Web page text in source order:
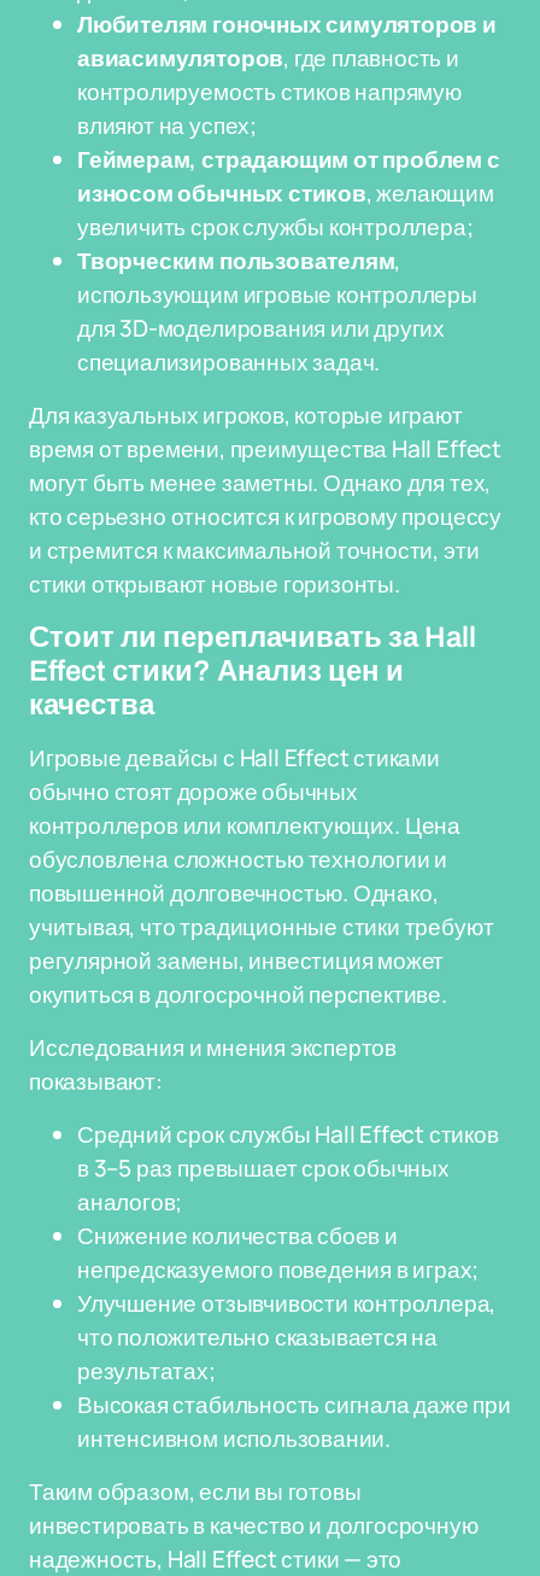
Любителям гоночных симуляторов и
авиасимуляторов, где плавность и
контролируемость стиков напрямую
влияют на успех;
Геймерам, страдающим от проблем с
износом обычных стиков, желающим
увеличить срок службы контроллера;
Творческим пользователям,
использующим игровые контроллеры
для 3D-моделирования или других
специализированных задач.
Для казуальных игроков, которые играют
время от времени, преимущества Hall Effect
могут быть менее заметны. Однако для тех,
кто серьезно относится к игровому процессу
и стремится к максимальной точности, эти
стики открывают новые горизонты.
Стоит ли переплачивать за Hall
Effect стики? Анализ цен и
качества
Игровые девайсы с Hall Effect стиками
обычно стоят дороже обычных
контроллеров или комплектующих. Цена
обусловлена сложностью технологии и
повышенной долговечностью. Однако,
учитывая, что традиционные стики требуют
регулярной замены, инвестиция может
окупиться в долгосрочной перспективе.
Исследования и мнения экспертов
показывают:
Средний срок службы Hall Effect стиков
в 3–5 раз превышает срок обычных
аналогов;
Снижение количества сбоев и
непредсказуемого поведения в играх;
Улучшение отзывчивости контроллера,
что положительно сказывается на
результатах;
Высокая стабильность сигнала даже при
интенсивном использовании.
Таким образом, если вы готовы
инвестировать в качество и долгосрочную
надежность, Hall Effect стики — это